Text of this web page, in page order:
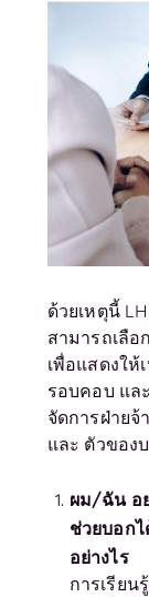
ด้วยเหตุนี้
สามารถเลื
เพื่อแสดงใ
รอบคอบ แล
จัดการฝ่ายจ้
และ ตัวของ
ผม/ฉัน อ
ช่วยบอก
อย่างไร
การเรียน